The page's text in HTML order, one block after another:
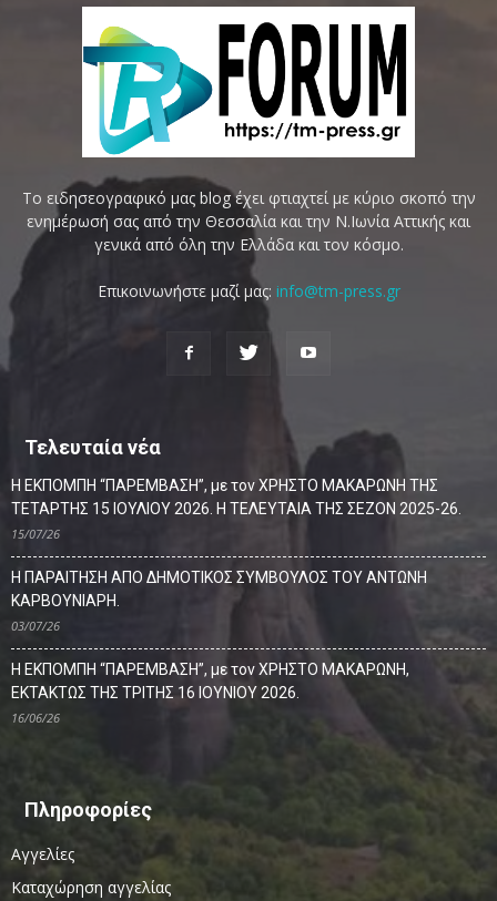
Το ειδησεογραφικό μας blog έχει φτιαχτεί με κύριο σκοπό την
ενημέρωσή σας από την Θεσσαλία και την Ν.Ιωνία Αττικής και
γενικά από όλη την Ελλάδα και τον κόσμο.
Επικοινωνήστε μαζί μας: info@tm-press.gr
Τελευταία νέα
Η ΕΚΠΟΜΠΗ “ΠΑΡΕΜΒΑΣΗ”, με τον ΧΡΗΣΤΟ ΜΑΚΑΡΩΝΗ ΤΗΣ
ΤΕΤΑΡΤΗΣ 15 ΙΟΥΛΙΟΥ 2026. Η ΤΕΛΕΥΤΑΙΑ ΤΗΣ ΣΕΖΟΝ 2025-26.
15/07/26
Η ΠΑΡΑΙΤΗΣΗ ΑΠΟ ΔΗΜΟΤΙΚΟΣ ΣΥΜΒΟΥΛΟΣ ΤΟΥ ΑΝΤΩΝΗ
ΚΑΡΒΟΥΝΙΑΡΗ.
03/07/26
Η ΕΚΠΟΜΠΗ “ΠΑΡΕΜΒΑΣΗ”, με τον ΧΡΗΣΤΟ ΜΑΚΑΡΩΝΗ,
ΕΚΤΑΚΤΩΣ ΤΗΣ ΤΡΙΤΗΣ 16 ΙΟΥΝΙΟΥ 2026.
16/06/26
Πληροφορίες
Αγγελίες
Καταχώρηση αγγελίας